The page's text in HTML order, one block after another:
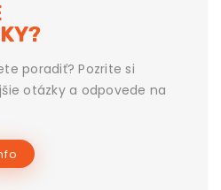
poradiť? Pozrite si
otázky a odpovede na